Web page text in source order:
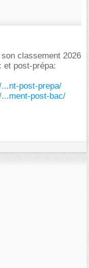
classement 2026
et post-prépa:
post-prepa/
post-bac/